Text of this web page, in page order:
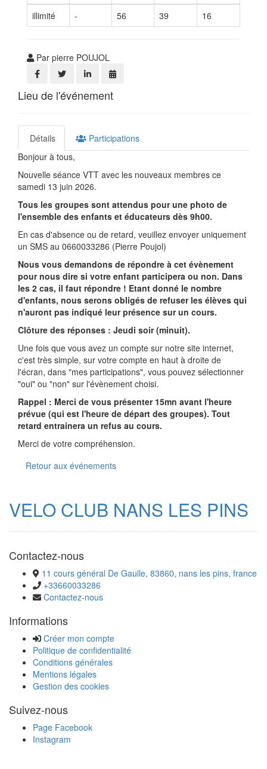
illimité
- 56 39 16
Par pierre POUJOL
Lieu de l'événement
Détails
Participations
Bonjour à tous,
Nouvelle séance VTT avec les nouveaux membres ce
samedi 13 juin 2026.
Tous les groupes sont attendus pour une photo de
l'ensemble des enfants et éducateurs dès 9h00.
En cas d'absence ou de retard, veuillez envoyer uniquement
un SMS au 0660033286 (Pierre Poujol)
Nous vous demandons de répondre à cet évènement
pour nous dire si votre enfant participera ou non. Dans
les 2 cas, il faut répondre ! Etant donné le nombre
d'enfants, nous serons obligés de refuser les élèves qui
n'auront pas indiqué leur présence sur un cours.
Clôture des réponses : Jeudi soir (minuit).
Une fois que vous avez un compte sur notre site internet,
c'est très simple, sur votre compte en haut à droite de
l'écran, dans "mes participations", vous pouvez sélectionner
"oui" ou "non" sur l'évènement choisi.
Rappel : Merci de vous présenter 15mn avant l'heure
prévue (qui est l'heure de départ des groupes). Tout
retard entrainera un refus au cours.
Merci de votre compréhension.
Retour aux événements
VELO CLUB NANS LES PINS
Contactez-nous
11 cours général De Gaulle, 83860, nans les pins, france
+33660033286
Contactez-nous
Informations
Créer mon compte
Politique de confidentialité
Conditions générales
Mentions légales
Gestion des cookies
Suivez-nous
Page Facebook
Instagram